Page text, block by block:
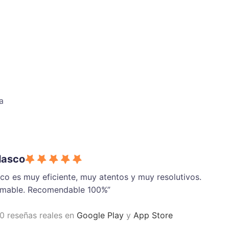
es muy eficiente, muy atentos y muy resolutivos.
Recomendable 100%”
reseñas reales en Google Play y App Store